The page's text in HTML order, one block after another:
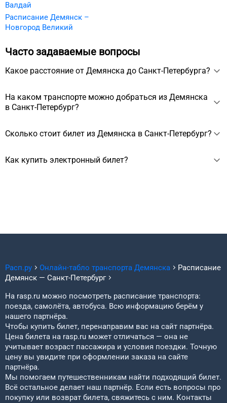
Валдай
Расписание Демянск –
Новгород Великий
Часто задаваемые вопросы
Какое расстояние от Демянска до Санкт-Петербурга?
284 км.
На каком транспорте можно добраться из Демянска
в Санкт-Петербург?
автобусе примерно за 5 ч 55 мин.
Сколько стоит билет из Демянска в Санкт-Петербург?
начинается от 2404 ₽, зависит от выбранного транспорта,
Как купить электронный билет?
Расп.ру Онлайн-табло транспорта Демянска
Расписание
Демянск — Санкт-Петербург
На rasp.ru можно посмотреть расписание транспорта:
поезда, самолёта, автобуса. Всю информацию берём у
нашего партнёра.
Чтобы купить билет, перенаправим вас на сайт партнёра.
Цена билета на rasp.ru может отличаться — она не
учитывает возраст пассажира и условия поездки. Точную
цену вы увидите при оформлении заказа на сайте
партнёра.
Мы помогаем путешественникам найти подходящий билет.
Всё остальное делает наш партнёр. Если есть вопросы про
покупку или возврат билета, свяжитесь с ним. Контакты